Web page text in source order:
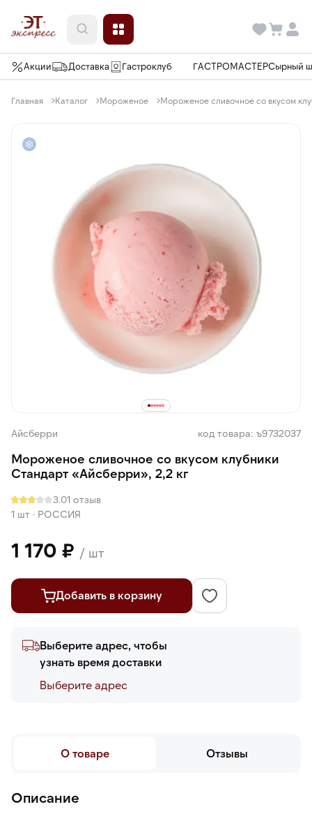
Акции Доставка Гастроклуб ГАСТРОМАСТЕРСырный
Главная Каталог Мороженое Мороженое сливочное со вкусом
Айсберри код товара: ъ9732037
Мороженое сливочное со вкусом клубники
Стандарт «Айсберри», 2,2 кг
3.01 отзыв
1 шт · РОССИЯ
1 170 ₽ / шт
Добавить в корзину
Выберите адрес, чтобы
узнать время доставки
Выберите адреc
О товаре Отзывы
Описание